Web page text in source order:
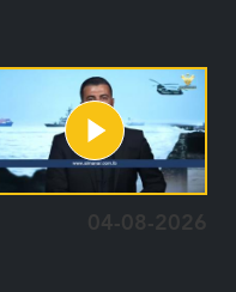
04-08-2026